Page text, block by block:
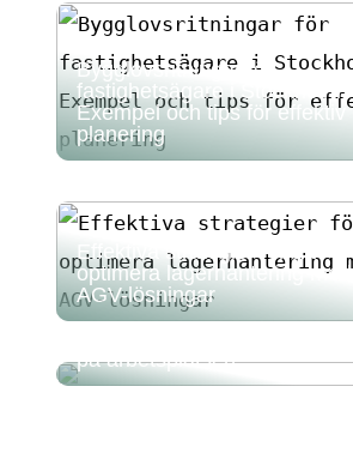
Bygglovsritningar för
fastighetsägare i Stockholm:
Exempel och tips för effektiv
planering
Effektiva strategier för att
optimera lagerhantering med
AGV-lösningar
på arbetsplatsen